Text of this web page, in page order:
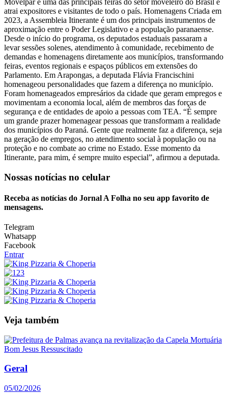
Movelpar é uma das principais feiras do setor moveleiro do Brasil e
atrai expositores e visitantes de todo o país. Homenagens Criada em
2023, a Assembleia Itinerante é um dos principais instrumentos de
aproximação entre o Poder Legislativo e a população paranaense.
Desde o início do programa, os deputados estaduais passaram a
levar sessões solenes, atendimento à comunidade, recebimento de
demandas e homenagens diretamente aos municípios, transformando
feiras, eventos regionais e espaços públicos em extensões do
Parlamento. Em Arapongas, a deputada Flávia Francischini
homenageou personalidades que fazem a diferença no município.
Foram homenageados empresários da cidade que geram empregos e
movimentam a economia local, além de membros das forças de
segurança e de entidades de apoio a pessoas com TEA. “É sempre
um grande prazer homenagear pessoas que transformam a realidade
dos municípios do Paraná. Gente que realmente faz a diferença, seja
na geração de empregos, no atendimento social à população ou na
proteção e no combate ao crime no Estado. Esse momento da
Itinerante, para mim, é sempre muito especial”, afirmou a deputada.
Nossas notícias no celular
Receba as notícias do Jornal A Folha no seu app favorito de
mensagens.
Telegram
Whatsapp
Facebook
Entrar
Veja também
Geral
05/02/2026